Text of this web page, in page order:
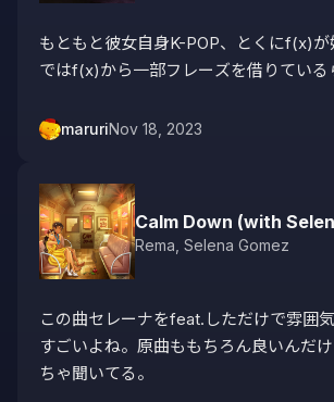
もともと彼女自身K-POP、とくにf(x)が
ではf(x)から一部フレーズを借りている
maruriNov 18, 2023
Calm Down (with
Rema Selena Gomez
この曲セレーナをfeat.しただけで雰囲
すごいよね。原曲ももちろん良いんだ
ちゃ聞いてる。